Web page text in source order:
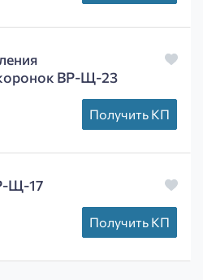
ВР-Щ-23
Получить КП
Щ-17
Получить КП